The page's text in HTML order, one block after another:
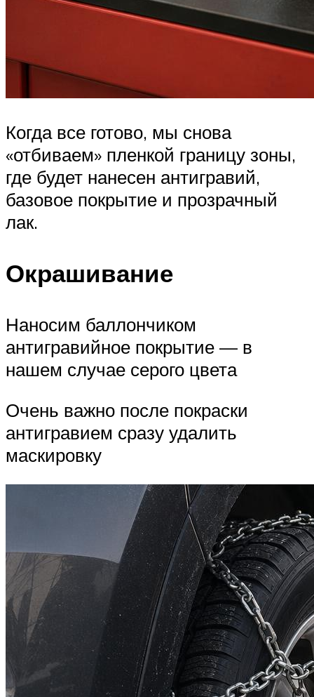
Когда все готово, мы снова
«отбиваем» пленкой границу зоны,
где будет нанесен антигравий,
базовое покрытие и прозрачный
лак.
Окрашивание
Наносим баллончиком
антигравийное покрытие — в
нашем случае серого цвета
Очень важно после покраски
антигравием сразу удалить
маскировку